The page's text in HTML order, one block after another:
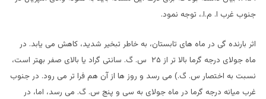
جنوب غرب ا. م.ا.، توجه نمود.
اثر بارنده گی در ماه های تابستان، به خاطر تبخیر شدید، کاهش می یابد. در
ماه جولای درجه گرما بالا تر از ۲۵ س. گ. سانتی گراد یا بالای صفر بهتر است،
نسبت به اختصار س. گ.) می رسد و روز ها از آن هم فرا تر می رود. در جنوب
غرب میانه درجه گرما در ماه جولای به سی و پنج س. گ. می رسد، اما، در